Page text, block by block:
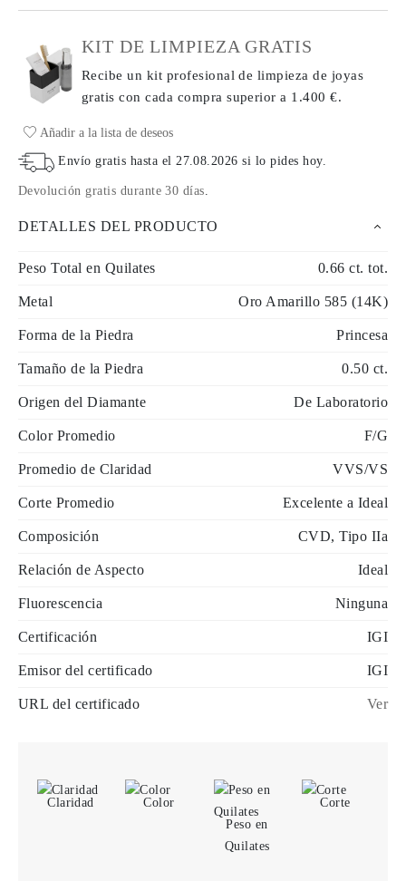
KIT DE LIMPIEZA GRATIS
Recibe un kit profesional de limpieza de joyas
gratis con cada comprasuperior a 1.400 €.
Añadir a la lista de deseos
Envío gratis hasta el 27.08.2026 si lo pides hoy.
Devolución gratis durante 30 días
DETALLES DEL PRODUCTO
Peso Total en Quilates 0.66 ct. tot.
Metal Oro Amarillo 585 (14K)
Forma de la Piedra Princesa
Tamaño de la Piedra 0.50 ct.
Origen del Diamante De Laboratorio
Color Promedio F/G
Promedio de Claridad VVS/VS
Corte Promedio Excelente a Ideal
Composición CVD, Tipo IIa
Relación de Aspecto Ideal
Fluorescencia Ninguna
Certificación IGI
Emisor del certificado IGI
URL del certificado Ver
Claridad
Color
Peso en
Quilates
Corte